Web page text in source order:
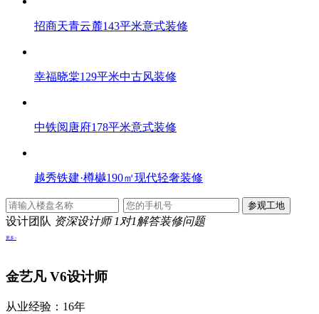
招商天青云麓143平米意式装修
幸福晓棠129平米中古风装修
中铁阅唐府178平米意式装修
越秀铁建·樽樾190㎡现代轻奢装修
设计团队 资深设计师 1对1解答装修问题
更多>
金艺凡V6设计师
从业经验：16年